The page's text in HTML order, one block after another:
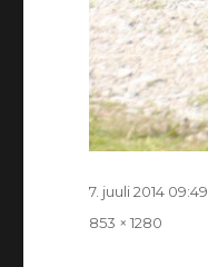
Postitatud
7. juuli 2014 09:49
Täissuurus
853 × 1280